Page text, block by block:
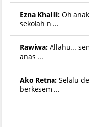
Ezna Khalili: Oh
sekolah n ...
Rawiwa: Allahu...
anas ...
Ako Retna: Selalu
berkesem ...